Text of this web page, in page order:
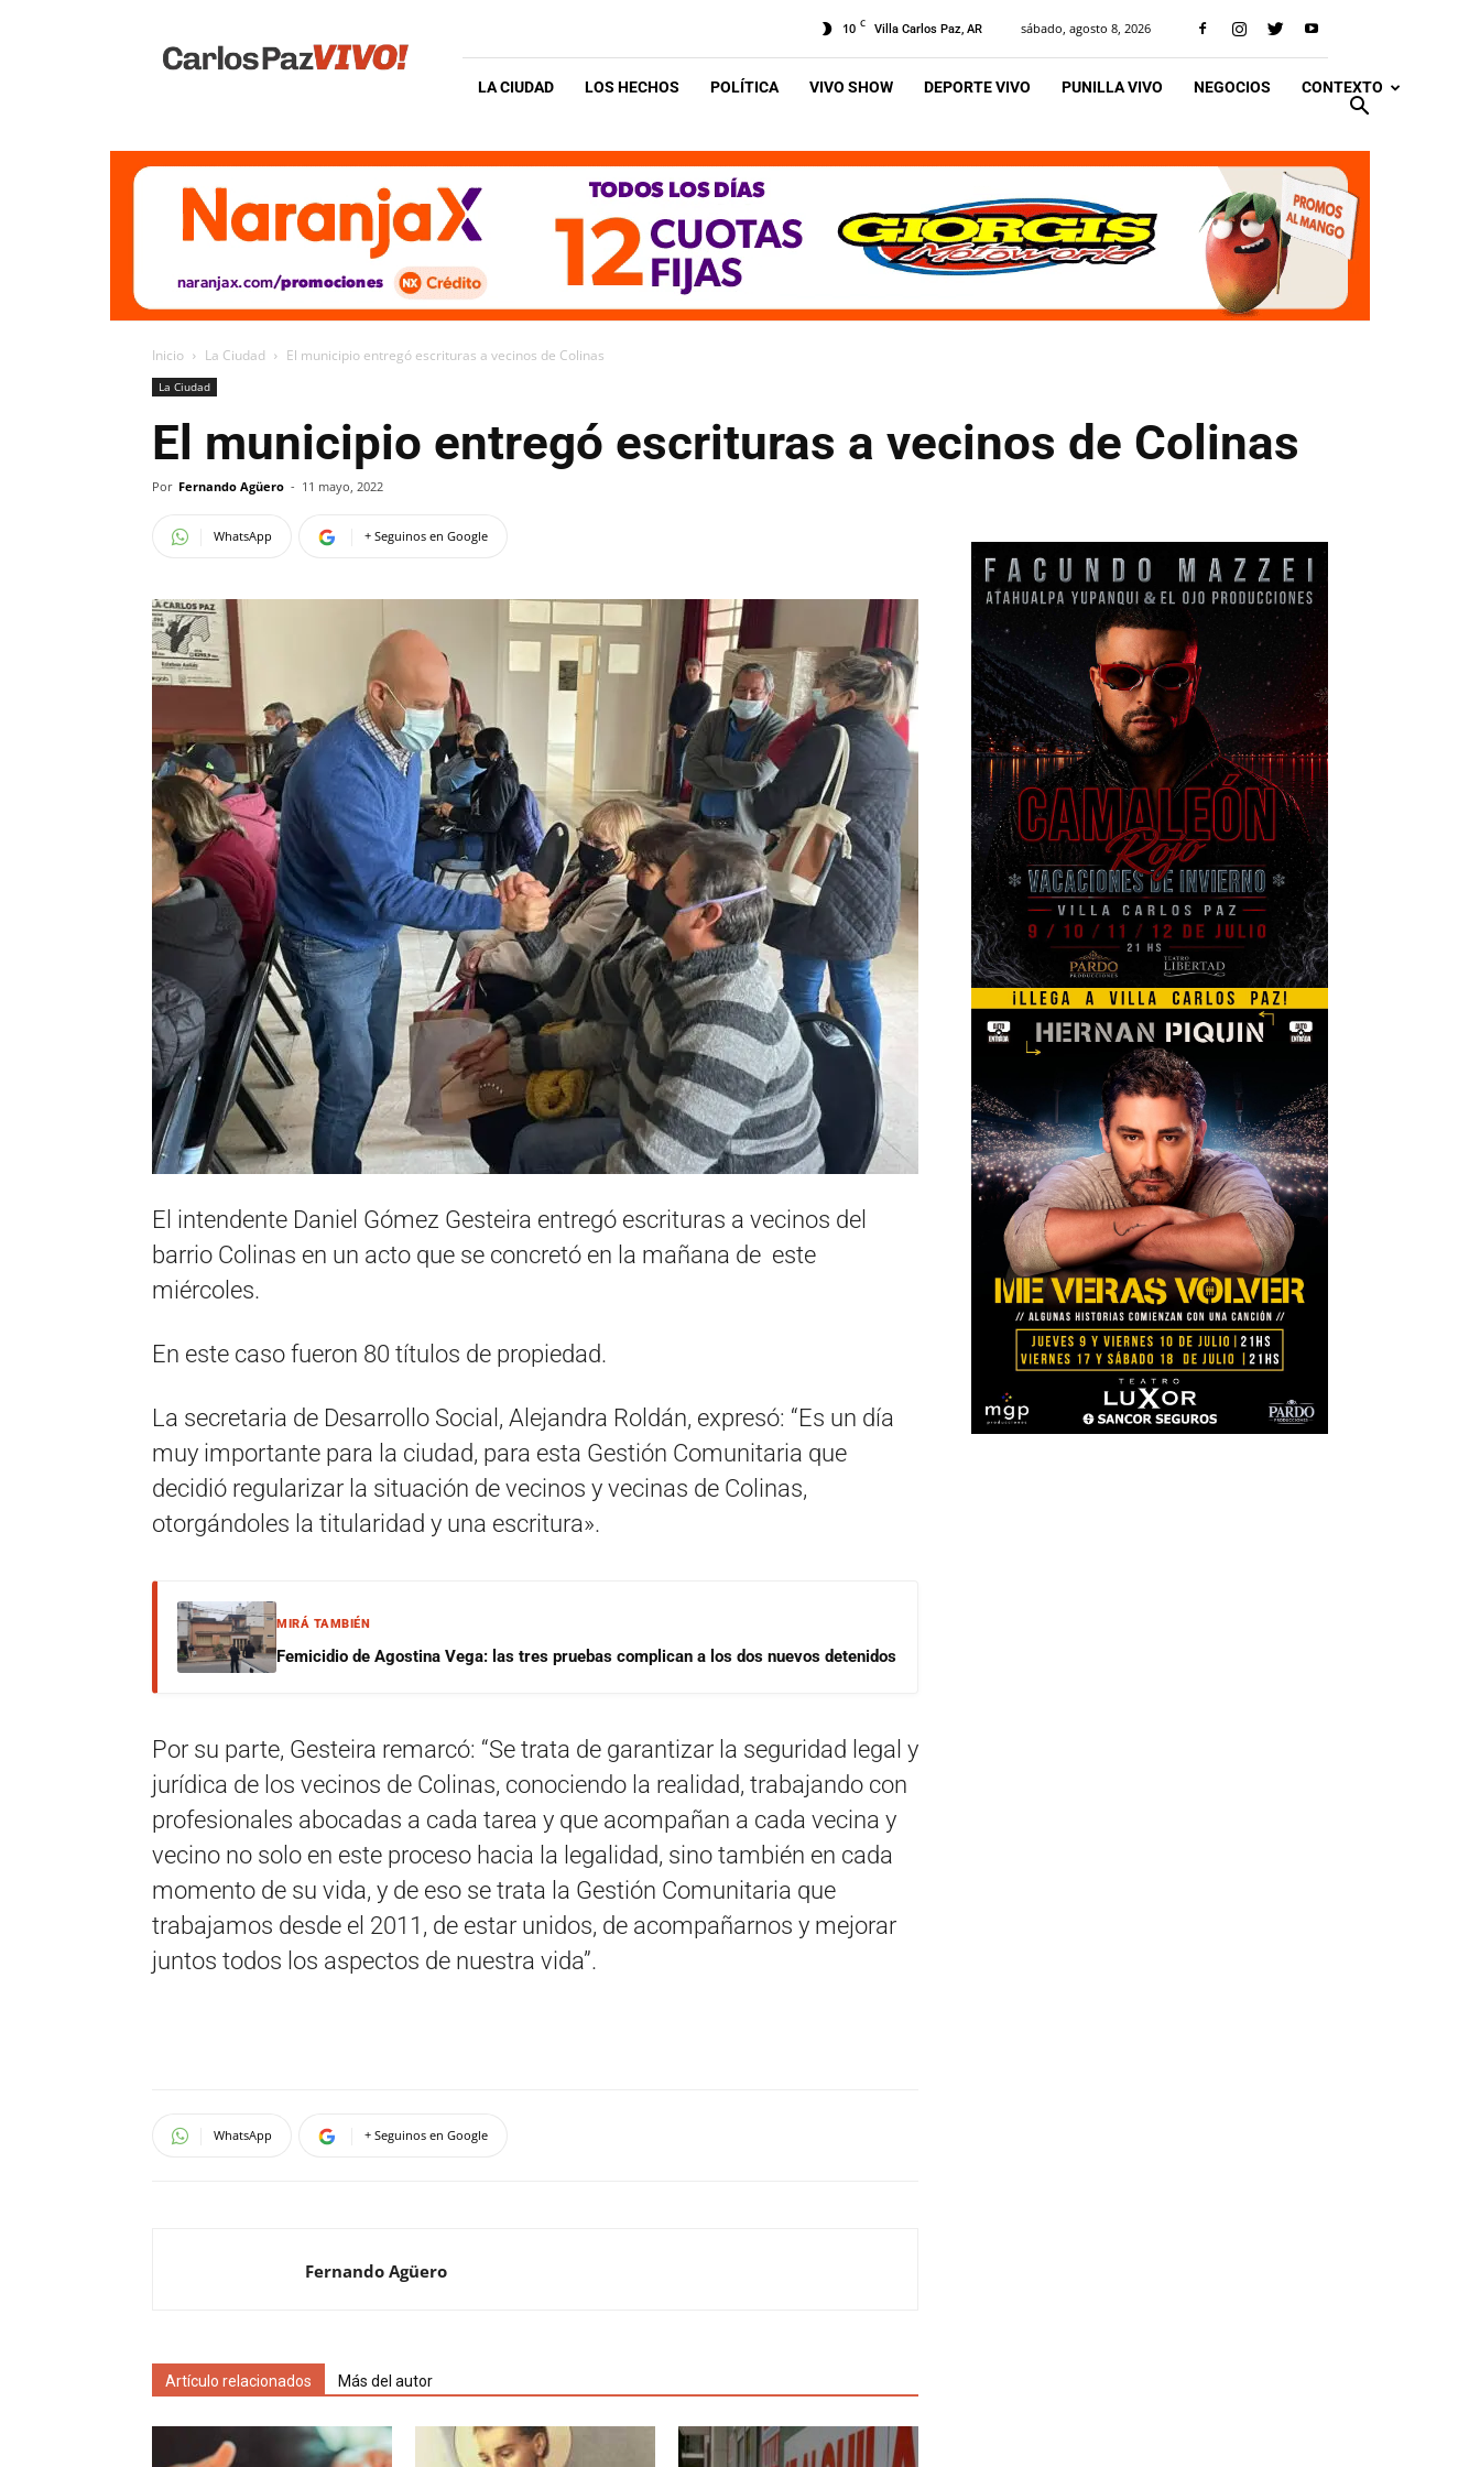
Vivo
10 C Villa Carlos Paz, AR sábado, agosto 8, 2026
LA CIUDAD LOS HECHOS POLÍTICA VIVO SHOW DEPORTE VIVO PUNILLA VIVO NEGOCIOS CONTEXTO
Inicio La Ciudad El municipio entregó escrituras a vecinos de Colinas
La Ciudad
El municipio entregó escrituras a vecinos de Colinas
Por Fernando Agüero - 11 mayo, 2022
WhatsApp + Seguinos en Google
El intendente Daniel Gómez Gesteira entregó escrituras a vecinos del
barrio Colinas en un acto que se concretó en la mañana de este
miércoles.
En este caso fueron 80 títulos de propiedad.
La secretaria de Desarrollo Social, Alejandra Roldán, expresó: “Es un día
muy importante para la ciudad, para esta Gestión Comunitaria que
decidió regularizar la situación de vecinos y vecinas de Colinas,
otorgándoles la titularidad y una escritura».
MIRÁ TAMBIÉN
Femicidio de Agostina Vega: las tres pruebas complican a los dos nuevos detenidos
Por su parte, Gesteira remarcó: “Se trata de garantizar la seguridad legal y
jurídica de los vecinos de Colinas, conociendo la realidad, trabajando con
profesionales abocadas a cada tarea y que acompañan a cada vecina y
vecino no solo en este proceso hacia la legalidad, sino también en cada
momento de su vida, y de eso se trata la Gestión Comunitaria que
trabajamos desde el 2011, de estar unidos, de acompañarnos y mejorar
juntos todos los aspectos de nuestra vida”.
WhatsApp + Seguinos en Google
Fernando Agüero
Artículo relacionados Más del autor